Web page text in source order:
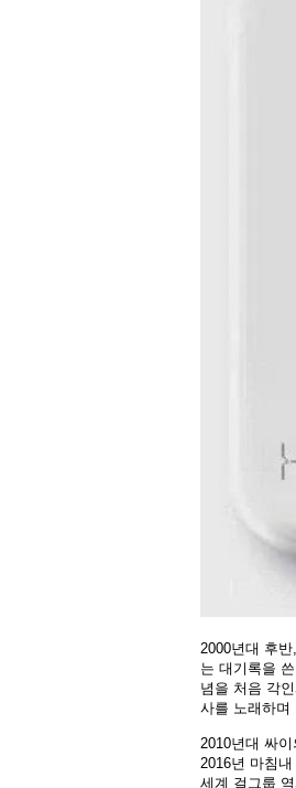
2000년대 후
는 대기록을
념을 처음 각
사를 노래하며
2010년대 싸
2016년 마침
세계 걸그룹